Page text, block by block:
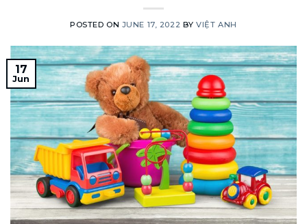
POSTED ON JUNE 17, 2022 BYVIỆT ANH
17
Jun